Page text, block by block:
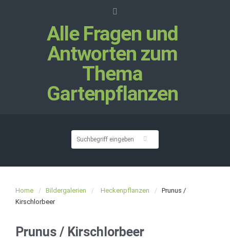
Alle Fragen und
Antworten zum
Thema
Gartenpflanzen
Home Bildergalerien Heckenpflanzen
Prunus /
Kirschlorbeer
Prunus / Kirschlorbeer